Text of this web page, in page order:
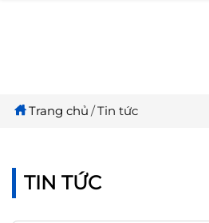
Trang chủ Tin tức
TIN TỨC